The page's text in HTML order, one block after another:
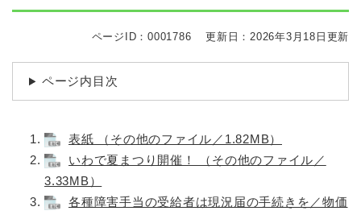
ページID：0001786 更新日：2026年3月18日更新
ページ内目次
表紙 （その他のファイル／1.82MB）
いわで夏まつり開催！ （その他のファイル／
3.33MB）
各種障害手当の受給者は現況届の手続きを／物価